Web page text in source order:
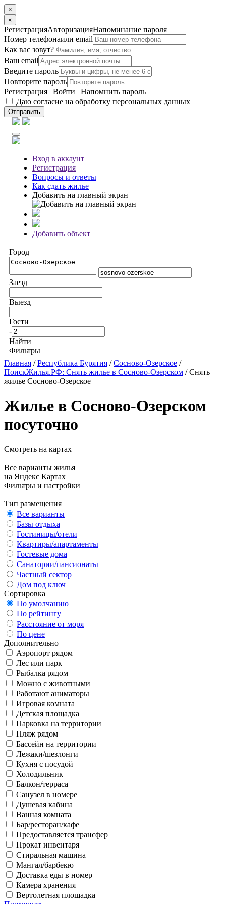
×
×
РегистрацияАвторизацияНапоминание пароля
Номер телефонаили email
Как вас зовут?
Ваш email
Введите пароль
Повторите пароль
Регистрация | Войти | Напомнить пароль
Даю согласие на обработку персональных данных
Отправить
Вход в аккаунт
Регистрация
Вопросы и ответы
Как сдать жилье
Добавить на главный экран
Добавить объект
Город
Заезд
Выезд
Гости
-
+
Найти
Фильтры
Главная /Республика Бурятия /Сосново-Озерское /
ПоискЖилья.РФ: Снять жилье в Сосново-Озерском / Снять
жилье Сосново-Озерское
Жилье в Сосново-Озерском
посуточно
Смотреть на картах
Все варианты жилья
на Яндекс Картах
Фильтры и настройки
Тип размещения
Все варианты
Базы отдыха
Гостиницы/отели
Квартиры/апартаменты
Гостевые дома
Санатории/пансионаты
Частный сектор
Дом под ключ
Сортировка
По умолчанию
По рейтингу
Расстояние от моря
По цене
Дополнительно
Аэропорт рядом
Лес или парк
Рыбалка рядом
Можно с животными
Работают аниматоры
Игровая комната
Детская площадка
Парковка на территории
Пляж рядом
Бассейн на территории
Лежаки/шезлонги
Кухня с посудой
Холодильник
Балкон/терраса
Санузел в номере
Душевая кабина
Ванная комната
Бар/ресторан/кафе
Предоставляется трансфер
Прокат инвентаря
Стиральная машина
Мангал/барбекю
Доставка еды в номер
Камера хранения
Вертолетная площадка